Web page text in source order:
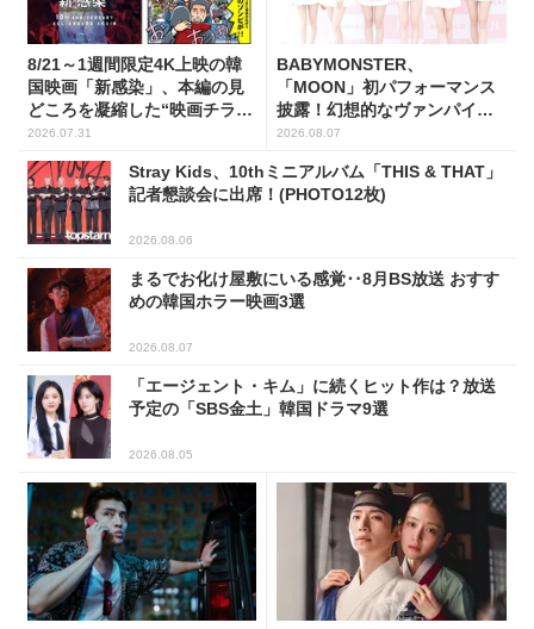
8/21～1週間限定4K上映の韓
国映画「新感染」、本編の見
どころを凝縮した“映画チラ見
せマンガ”を公開！
2026.07.31
BABYMONSTER、
「MOON」初パフォーマンス
披露！幻想的なヴァンパイア
の世界観を表現
2026.08.07
Stray Kids、10thミニアルバム「THIS & THAT」
記者懇談会に出席！(PHOTO12枚)
2026.08.06
まるでお化け屋敷にいる感覚‥8月BS放送 おすす
めの韓国ホラー映画3選
2026.08.07
「エージェント・キム」に続くヒット作は？放送
予定の「SBS金土」韓国ドラマ9選
2026.08.05